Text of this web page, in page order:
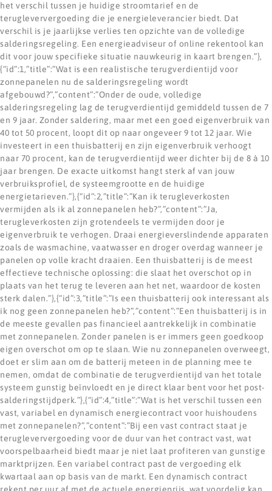
het verschil tussen je huidige stroomtarief en de
terugleververgoeding die je energieleverancier biedt. Dat
verschil is je jaarlijkse verlies ten opzichte van de volledige
salderingsregeling. Een energieadviseur of online rekentool kan
dit voor jouw specifieke situatie nauwkeurig in kaart brengen.”},
{“id”:1,”title”:”Wat is een realistische terugverdientijd voor
zonnepanelen nu de salderingsregeling wordt
afgebouwd?”,”content”:”Onder de oude, volledige
salderingsregeling lag de terugverdientijd gemiddeld tussen de 7
en 9 jaar. Zonder saldering, maar met een goed eigenverbruik van
40 tot 50 procent, loopt dit op naar ongeveer 9 tot 12 jaar. Wie
investeert in een thuisbatterij en zijn eigenverbruik verhoogt
naar 70 procent, kan de terugverdientijd weer dichter bij de 8 à 10
jaar brengen. De exacte uitkomst hangt sterk af van jouw
verbruiksprofiel, de systeemgrootte en de huidige
energietarieven.”},{“id”:2,”title”:”Kan ik terugleverkosten
vermijden als ik al zonnepanelen heb?”,”content”:”Ja,
terugleverkosten zijn grotendeels te vermijden door je
eigenverbruik te verhogen. Draai energieverslindende apparaten
zoals de wasmachine, vaatwasser en droger overdag wanneer je
panelen op volle kracht draaien. Een thuisbatterij is de meest
effectieve technische oplossing: die slaat het overschot op in
plaats van het terug te leveren aan het net, waardoor de kosten
sterk dalen.”},{“id”:3,”title”:”Is een thuisbatterij ook interessant als
ik nog geen zonnepanelen heb?”,”content”:”Een thuisbatterij is in
de meeste gevallen pas financieel aantrekkelijk in combinatie
met zonnepanelen. Zonder panelen is er immers geen goedkoop
eigen overschot om op te slaan. Wie nu zonnepanelen overweegt,
doet er slim aan om de batterij meteen in de planning mee te
nemen, omdat de combinatie de terugverdientijd van het totale
systeem gunstig beïnvloedt en je direct klaar bent voor het post-
salderingstijdperk.”},{“id”:4,”title”:”Wat is het verschil tussen een
vast, variabel en dynamisch energiecontract voor huishoudens
met zonnepanelen?”,”content”:”Bij een vast contract staat je
terugleververgoeding voor de duur van het contract vast, wat
voorspelbaarheid biedt maar je niet laat profiteren van gunstige
marktprijzen. Een variabel contract past de vergoeding elk
kwartaal aan op basis van de markt. Een dynamisch contract